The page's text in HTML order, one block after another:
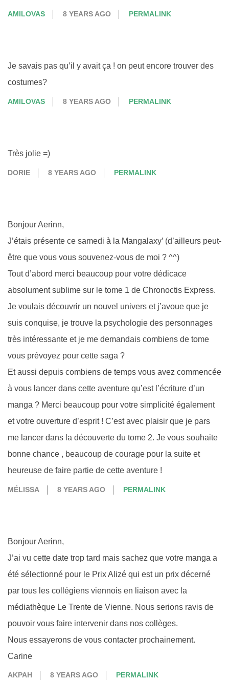
AMILOVAS 8 YEARS AGO PERMALINK
Je savais pas qu’il y avait ça ! on peut encore trouver des
costumes?
AMILOVAS 8 YEARS AGO PERMALINK
Très jolie =)
DORIE 8 YEARS AGO PERMALINK
Bonjour Aerinn,
J’étais présente ce samedi à la Mangalaxy’ (d’ailleurs peut-
être que vous vous souvenez-vous de moi ? ^^)
Tout d’abord merci beaucoup pour votre dédicace
absolument sublime sur le tome 1 de Chronoctis Express.
Je voulais découvrir un nouvel univers et j’avoue que je
suis conquise, je trouve la psychologie des personnages
très intéressante et je me demandais combiens de tome
vous prévoyez pour cette saga ?
Et aussi depuis combiens de temps vous avez commencée
à vous lancer dans cette aventure qu’est l’écriture d’un
manga ? Merci beaucoup pour votre simplicité également
et votre ouverture d’esprit ! C’est avec plaisir que je pars
me lancer dans la découverte du tome 2. Je vous souhaite
bonne chance , beaucoup de courage pour la suite et
heureuse de faire partie de cette aventure !
MÉLISSA 8 YEARS AGO PERMALINK
Bonjour Aerinn,
J’ai vu cette date trop tard mais sachez que votre manga a
été sélectionné pour le Prix Alizé qui est un prix décerné
par tous les collégiens viennois en liaison avec la
médiathèque Le Trente de Vienne. Nous serions ravis de
pouvoir vous faire intervenir dans nos collèges.
Nous essayerons de vous contacter prochainement.
Carine
AKPAH 8 YEARS AGO PERMALINK